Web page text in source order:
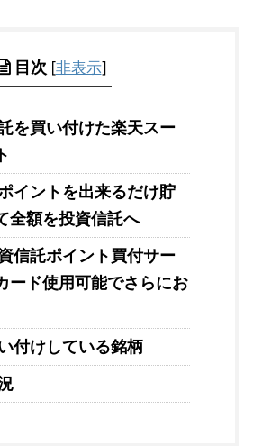
目次 [非表示]
を買い付けた楽天スー
イントを出来るだけ貯
全額を投資信託へ
信託ポイント買付サー
ード使用可能でさらにお
付けしている銘柄